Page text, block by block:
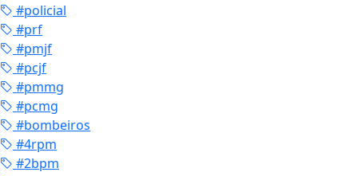
#policial
#prf
#pmjf
#pcjf
#pmmg
#pcmg
#bombeiros
#4rpm
#2bpm